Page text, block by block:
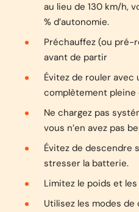
au lieu de 130 km/h,
% d’autonomie.
Préchauffez (ou pré-
avant de partir
Évitez de rouler avec
complètement pleine
Ne chargez pas
vous n’en avez pas
Évitez de descendre
stresser la batterie.
Limitez le poids et
Utilisez les modes